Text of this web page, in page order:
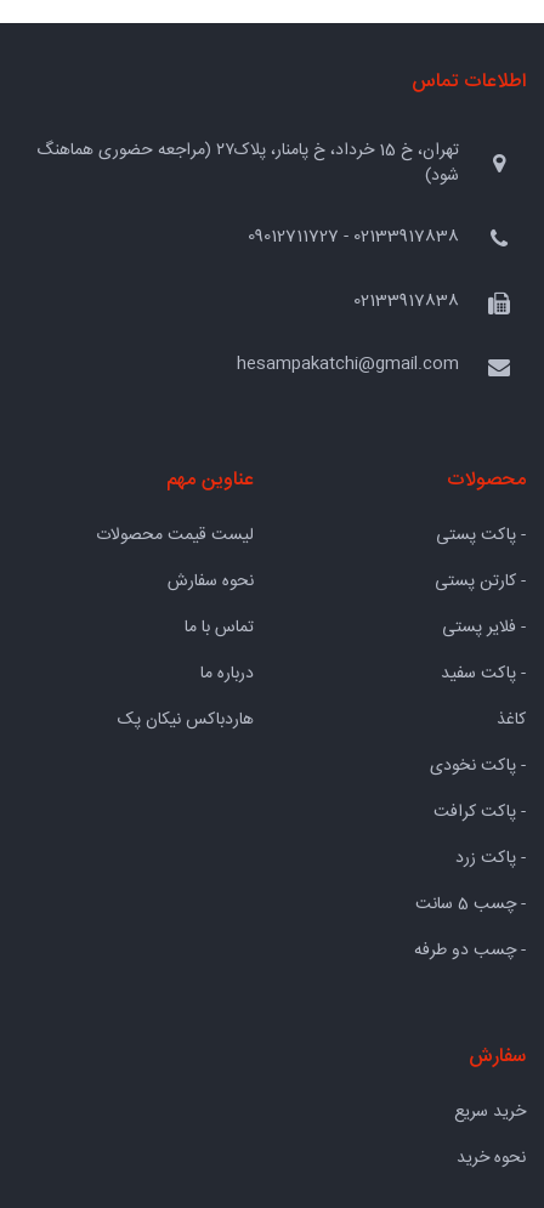
اطلاعات تماس
تهران، خ 15 خرداد، خ پامنار، پلاک۲۷ (مراجعه حضوری هماهنگ
شود)
02133917838 - 09012711727
02133917838
hesampakatchi@gmail.com
محصولات
- پاکت پستی
- کارتن پستی
- فلایر پستی
- پاکت سفید
کاغذ
- پاکت نخودی
- پاکت کرافت
- پاکت زرد
- چسب 5 سانت
- چسب دو طرفه
عناوین مهم
لیست قیمت محصولات
نحوه سفارش
تماس با ما
درباره ما
هاردباکس نیکان پک
سفارش
خرید سریع
نحوه خرید